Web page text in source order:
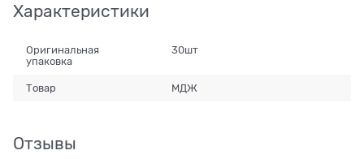
Характеристики
Оригинальная
упаковка
30шт
Товар МДЖ
Отзывы